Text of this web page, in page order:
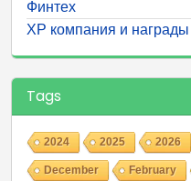
Финтех
ХР компания и награды
Tags
2024 2025 2026
December February